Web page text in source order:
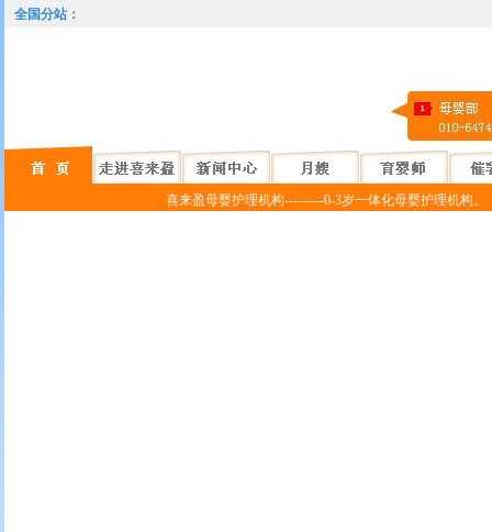
全国分站：
喜来盈母婴护理机构---------0-3岁一体化母婴护理机构。